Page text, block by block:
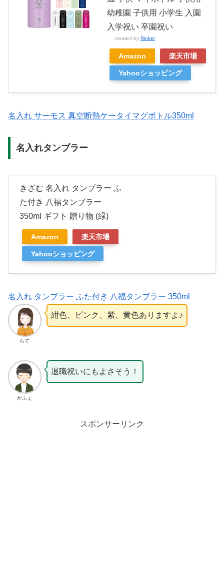
幼稚園 子供用 小学生 入園
入学祝い 卒園祝い
created by Rinker
Amazon 楽天市場
Yahooショッピング
名入れ サーモス 真空断熱ケータイマグボトル350ml
名入れタンブラー
きざむ 名入れ タンブラー ふ
た付き 八福タンブラー
350ml ギフト 贈り物 (緑)
Amazon 楽天市場
Yahooショッピング
名入れ タンブラー ふた付き 八福タンブラー 350ml
らて
紺色、ピンク、紫、黄色ありますよ♪
かふぇ
退職祝いにもよさそう！
スポンサーリンク